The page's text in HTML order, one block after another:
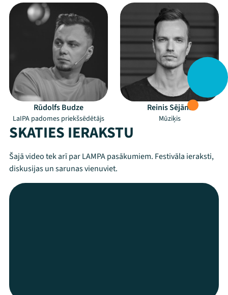
Rūdolfs Budze
LaIPA padomes priekšsēdētājs
Reinis Sējāns
Mūziķis
SKATIES IERAKSTU
Šajā video tek arī par LAMPA pasākumiem. Festivāla ieraksti,
diskusijas un sarunas vienuviet.